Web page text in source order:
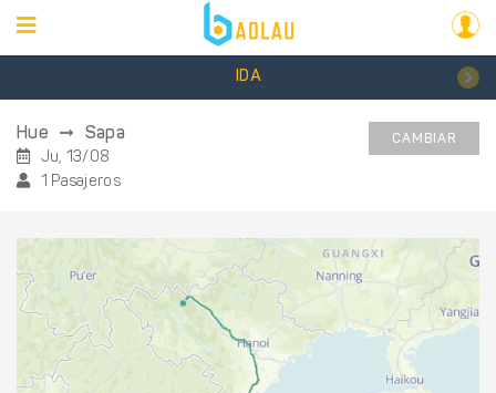
IDA
Hue Sapa
Ju, 13/08
1 Pasajeros
CAMBIAR